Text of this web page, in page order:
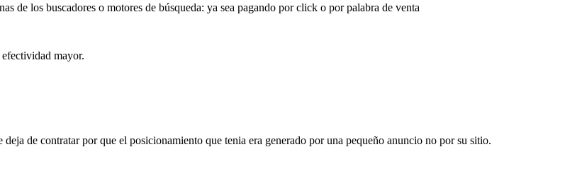
de los buscadores o motores de búsqueda: ya sea pagando por click o por palabra de venta
efectividad mayor.
de contratar por que el posicionamiento que tenia era generado por una pequeño anuncio no por su sitio.